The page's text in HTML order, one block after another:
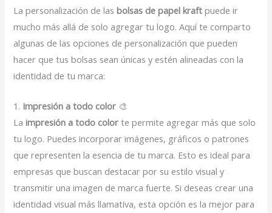
La personalización de lasbolsas de papel kraft puede ir
mucho más allá de solo agregar tu logo. Aquí te comparto
algunas de las opciones de personalización que pueden
hacer que tus bolsas sean únicas y estén alineadas con la
identidad de tu marca:
1. Impresión a todo color 🎨
Laimpresión a todo color te permite agregar más que solo
tu logo. Puedes incorporar imágenes, gráficos o patrones
que representen la esencia de tu marca. Esto es ideal para
empresas que buscan destacar por su estilo visual y
transmitir una imagen de marca fuerte. Si deseas crear una
identidad visual más llamativa, esta opción es la mejor para